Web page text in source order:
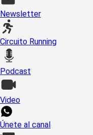
Newsletter
Circuito Running
Podcast
Video
Únete al canal